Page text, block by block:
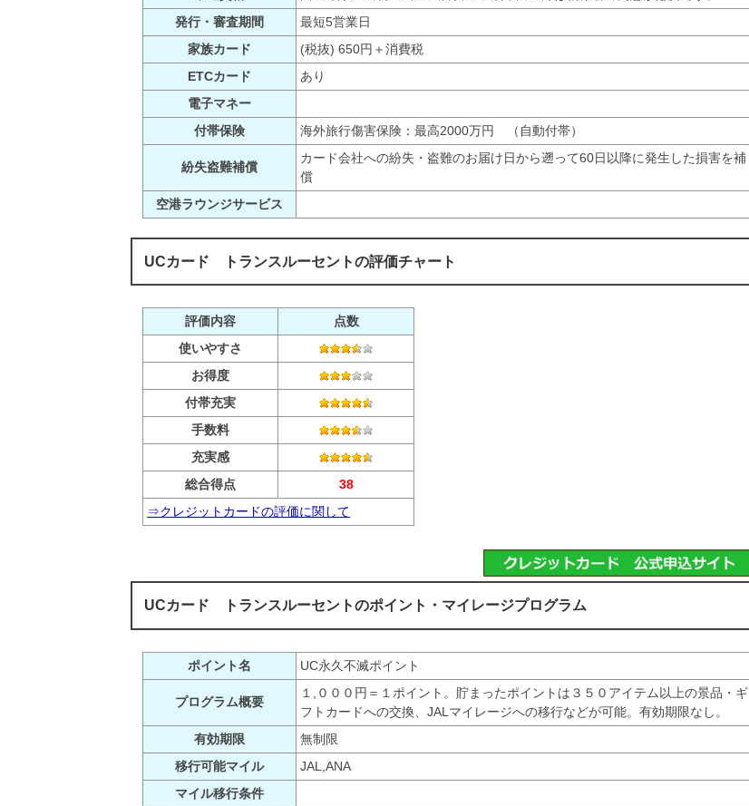
発行・審査期間
最短5営業日
家族カード
(税抜) 650円＋消費税
ETCカード
あり
電子マネー
付帯保険
海外旅行傷害保険：最高2000万円 （自動付帯）
紛失盗難補償
カード会社への紛失・盗難のお届け日から遡って60日以降に発生した損害を補
償
空港ラウンジサービス
UCカード トランスルーセントの評価チャート
評価内容
点数
使いやすさ
お得度
付帯充実
手数料
充実感
総合得点
38
⇒クレジットカードの評価に関して
UCカード トランスルーセントのポイント・マイレージプログラム
ポイント名 UC永久不滅ポイント
プログラム概要
１,０００円＝１ポイント。貯まったポイントは３５０アイテム以上の景品・ギ
フトカードへの交換、JALマイレージへの移行などが可能。有効期限なし。
有効期限
無制限
移行可能マイル
JAL,ANA
マイル移行条件